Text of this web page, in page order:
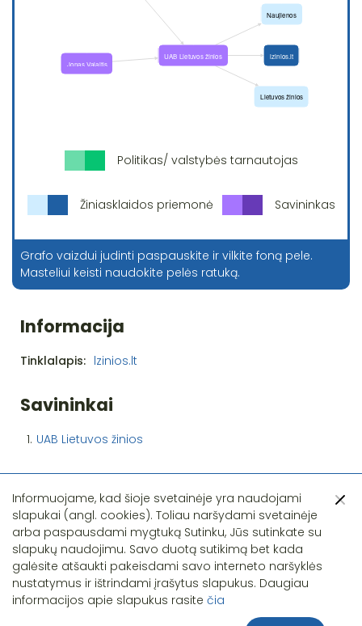
Politikas/ valstybės tarnautojas
Žiniasklaidos priemonė Savininkas
Grafo vaizdui judinti paspauskite ir vilkite foną pele.
Masteliui keisti naudokite pelės ratuką.
Informacija
Tinklalapis: lzinios.lt
Savininkai
1. UAB Lietuvos žinios
Pastebėjote klaidą?
Informuojame, kad šioje svetainėje yra naudojami
slapukai (angl. cookies). Toliau naršydami svetainėje
arba paspausdami mygtuką Sutinku, Jūs sutinkate su
slapukų naudojimu. Savo duotą sutikimą bet kada
galėsite atšaukti pakeisdami savo interneto naršyklės
nustatymus ir ištrindami įrašytus slapukus. Daugiau
informacijos apie slapukus rasite čia